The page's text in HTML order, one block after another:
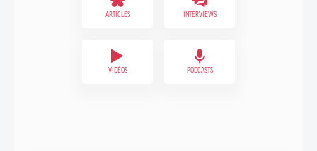
ARTICLES INTERVIEWS
VIDÉOS PODCASTS